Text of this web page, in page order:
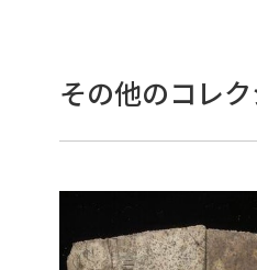
その他のコレ